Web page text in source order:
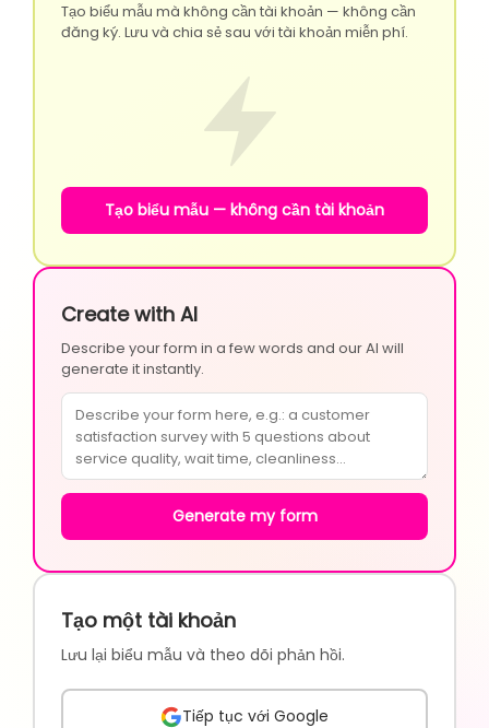
Tạo biểu mẫu mà không cần tài khoản — không cần
đăng ký. Lưu và chia sẻ sau với tài khoản miễn phí.
Tạo biểu mẫu — không cần tài khoản
Create with AI
Describe your form in a few words and our AI will
generate it instantly.
Generate my form
Tạo một tài khoản
Lưu lại biểu mẫu và theo dõi phản hồi.
Tiếp tục với Google